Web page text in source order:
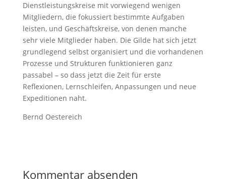
Dienstleistungskreise mit vorwiegend wenigen
Mitgliedern, die fokussiert bestimmte Aufgaben
leisten, und Geschäftskreise, von denen manche
sehr viele Mitglieder haben. Die Gilde hat sich jetzt
grundlegend selbst organisiert und die vorhandenen
Prozesse und Strukturen funktionieren ganz
passabel – so dass jetzt die Zeit für erste
Reflexionen, Lernschleifen, Anpassungen und neue
Expeditionen naht.
Bernd Oestereich
Kommentar absenden